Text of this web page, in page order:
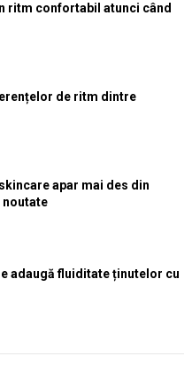
ritm confortabil atunci când
de ritm dintre
apar mai des din
adaugă fluiditate ținutelor cu